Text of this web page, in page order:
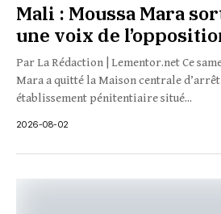
Mali : Moussa Mara
une voix de
Par La Rédaction | Lementor.net Ce
Mara a quitté la Maison centrale
établissement pénitentiaire situé...
2026-08-02